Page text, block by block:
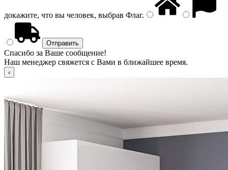
докажите, что вы человек, выбрав Флаг.
Спасибо за Ваше сообщение!
Наш менеджер свяжется с Вами в ближайшее время.